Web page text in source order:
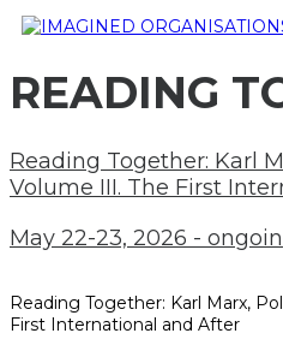
READING
Reading Together: Karl
Volume III. The First
May 22-23, 2026 -
Reading Together: Karl Marx,
First International and After